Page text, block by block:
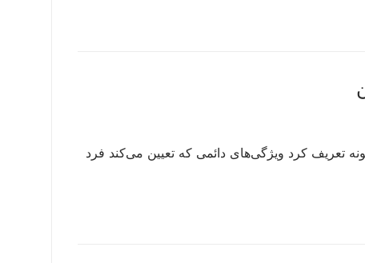
تعریف کرد ویژگی‌های دائمی که تعیین می‌کند فرد